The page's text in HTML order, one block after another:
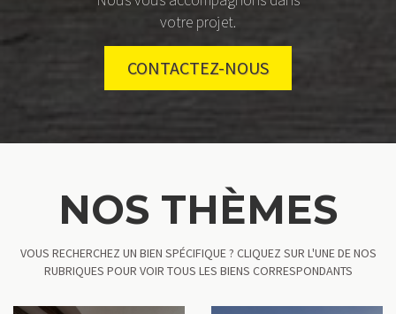
votre projet.
CONTACTEZ-NOUS
NOS THÈMES
VOUS RECHERCHEZ UN BIEN SPÉCIFIQUE ? CLIQUEZ SUR L'UNE DE NOS
RUBRIQUES POUR VOIR TOUS LES BIENS CORRESPONDANTS